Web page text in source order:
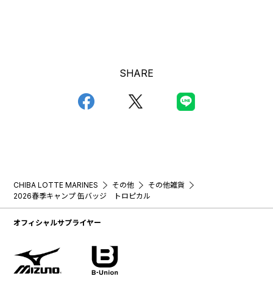
SHARE
CHIBA LOTTE MARINES その他
その他雑貨
2026春季キャンプ 缶バッジ トロピカル
オフィシャルサプライヤー